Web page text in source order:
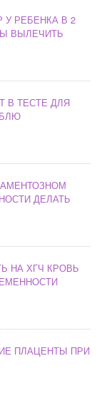
У РЕБЕНКА В 2
ВЫЛЕЧИТЬ
В ТЕСТЕ ДЛЯ
ДЕЛАТЬ
НА ХГЧ КРОВЬ
ПЛАЦЕНТЫ ПРИ